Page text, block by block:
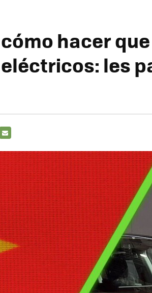
hacer
les
MAIL